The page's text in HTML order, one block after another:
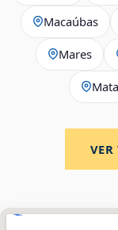
Macaúbas
Mares
VER